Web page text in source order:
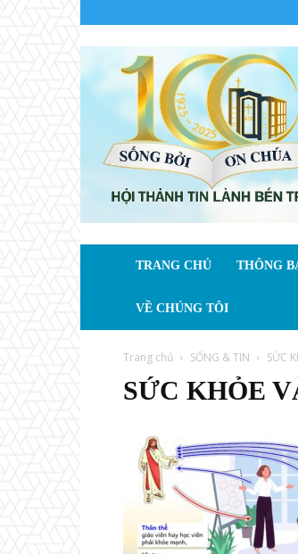
TRANG CHỦ THÔNG
VỀ CHÚNG TÔI
Trang chủ SỐNG & TIN SỨC
SỨC KHỎE